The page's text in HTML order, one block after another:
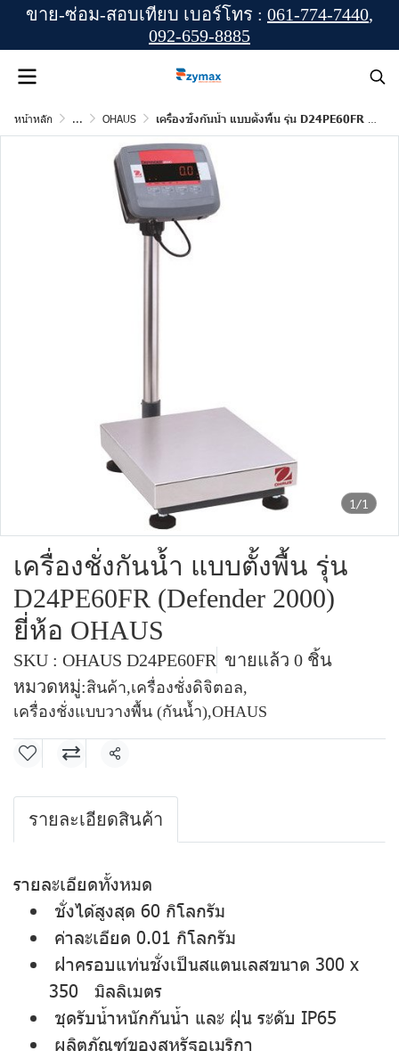
ขาย-ซ่อม-สอบเทียบ เบอร์โทร : 061-774-7440,
092-659-8885
หน้าหลัก ... OHAUS เครื่องชั่งกันน้ำ แบบตั้งพื้น รุ่น D24PE60FR (Defender 2000) ยี่ห้อ OHAUS
1/1
เครื่องชั่งกันน้ำ แบบตั้งพื้น รุ่น
D24PE60FR (Defender 2000)
ยี่ห้อ OHAUS
SKU : OHAUS D24PE60FR ขายแล้ว 0 ชิ้น
หมวดหมู่:สินค้า,เครื่องชั่งดิจิตอล,
เครื่องชั่งแบบวางพื้น (กันน้ำ),OHAUS
แชร์
รายละเอียดสินค้า
รายละเอียดทั้งหมด
ชั่งได้สูงสุด 60 กิโลกรัม
ค่าละเอียด 0.01 กิโลกรัม
ฝาครอบแท่นชั่งเป็นสแตนเลสขนาด 300 x
350 มิลลิเมตร
ชุดรับน้ำหนักกันน้ำ และ ฝุ่น ระดับ IP65
ผลิตภัณฑ์ของสหรัฐอเมริกา